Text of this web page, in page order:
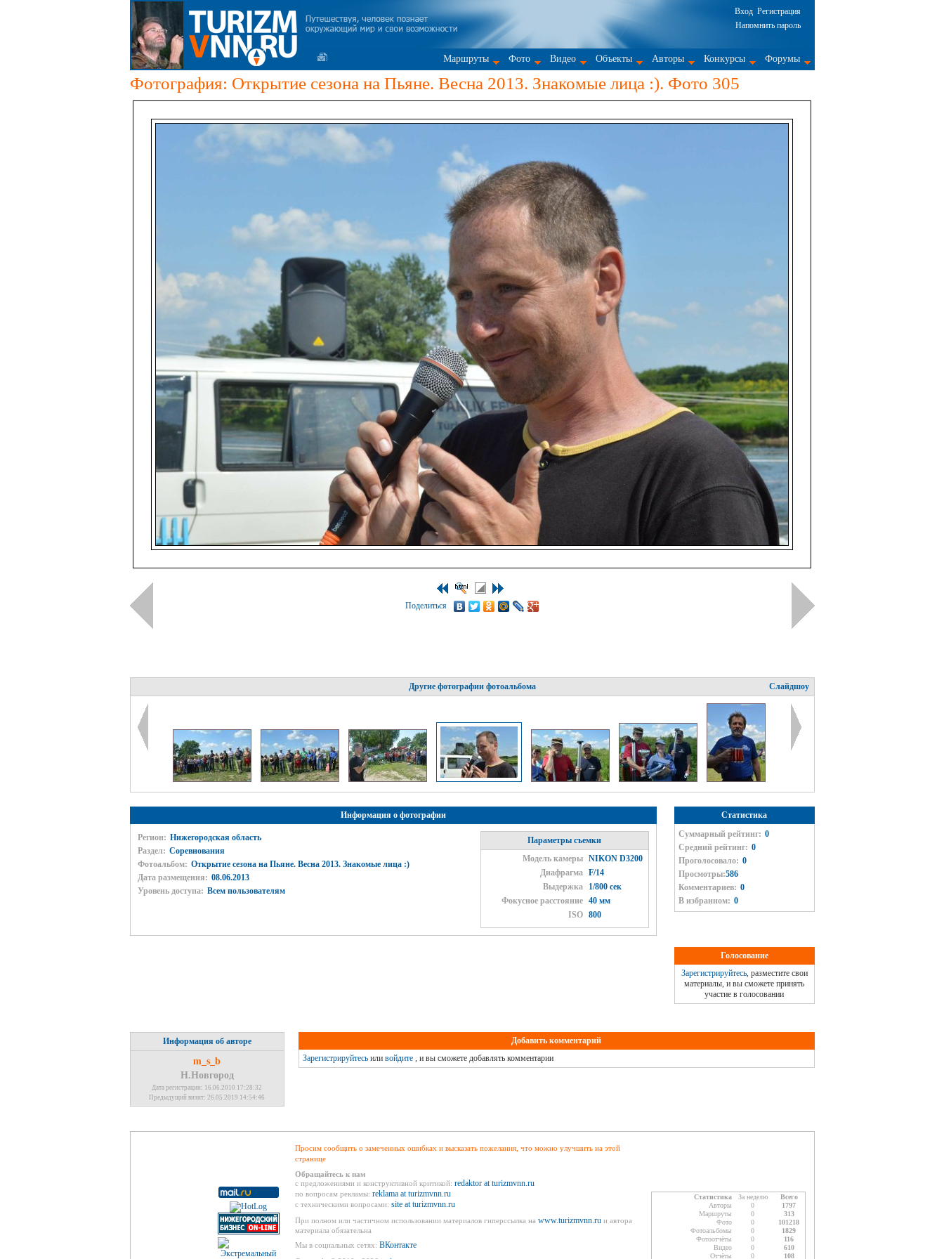
Вход Регистрация
Напомнить пароль
Маршруты Фото Видео Объекты Авторы Конкурсы Форумы
Фотография: Открытие сезона на Пьяне. Весна 2013. Знакомые лица :). Фото 305
Поделиться
Другие фотографии фотоальбома Слайдшоу
Информация о фотографии
Регион: Нижегородская область
Раздел: Соревнования
Фотоальбом: Открытие сезона на Пьяне. Весна 2013. Знакомые лица :)
Дата размещения: 08.06.2013
Уровень доступа: Всем пользователям
Параметры съемки
Модель камеры
NIKON D3200
Диафрагма
F/14
Выдержка
1/800 сек
Фокусное расстояние
40 мм
ISO
800
Статистика
Суммарный рейтинг: 0
Средний рейтинг: 0
Проголосовало: 0
Просмотры:586
Комментариев: 0
В избранном: 0
Голосование
Зарегистрируйтесь, разместите свои
материалы, и вы сможете принять
участие в голосовании
Информация об авторе
m_s_b
Н.Новгород
Дата регистрации: 16.06.2010 17:28:32
Предыдущий визит: 26.05.2019 14:54:46
Добавить комментарий
Зарегистрируйтесьили войдите, и вы сможете добавлять комментарии
Просим сообщить о замеченных ошибках и высказать пожелания, что можно улучшить на этой
странице
Обращайтесь к нам
с предложениями и конструктивной критикой: redaktor at turizmvnn.ru
по вопросам рекламы: reklama at turizmvnn.ru
с техническими вопросами: site at turizmvnn.ru
При полном или частичном использовании материалов гиперссылка на www.turizmvnn.ruи автора
материала обязательна
Мы в социальных сетях: ВКонтакте
Статистика За неделю
Всего
Авторы
0
1797
Маршруты
0
313
Фото
0
101218
Фотоальбомы
0
1829
Фотоотчёты
0
116
Видео
0
610
Отчёты
0 108